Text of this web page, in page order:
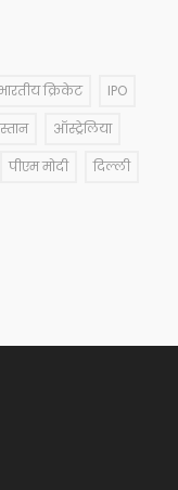
क्रिकेट IPO
ऑस्ट्रेलिया
पीएम मोदी दिल्ली